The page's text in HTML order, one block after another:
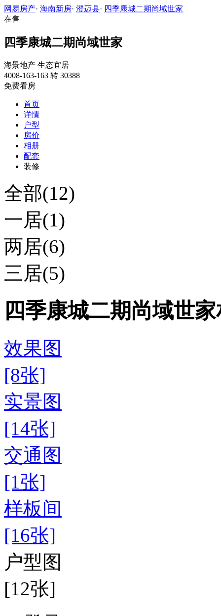
网易房产· 海南新房· 澄迈县· 四季康城二期尚域世家
在售
四季康城二期尚域世家
海景地产 生态宜居
4008-163-163 转 30388
免费看房
首页
详情
户型
房价
相册
配套
装修
全部(12)
一居(1)
两居(6)
三居(5)
四季康城二期尚域世
效果图
[8张]
实景图
[14张]
交通图
[1张]
样板间
[16张]
户型图
[12张]